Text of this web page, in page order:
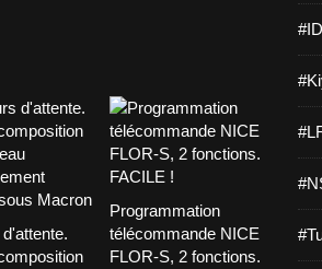
Programmation
télécommande NICE
FLOR-S, 2 fonctions.